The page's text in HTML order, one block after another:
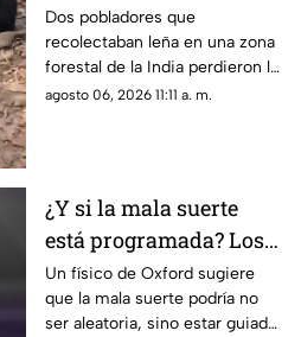
deja a una persona
herida
Dos pobladores que
recolectaban leña en una zona
forestal de la India perdieron la
vida; un oficial fue reportado
agosto 06, 2026 11:11 a. m.
¿Y si la mala suerte
está programada? Los
patrones ocultos detrás
del azar
Un físico de Oxford sugiere
que la mala suerte podría no
ser aleatoria, sino estar guiada